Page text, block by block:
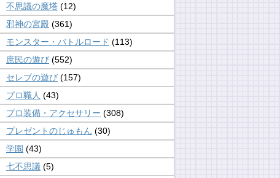
不思議の魔塔 (12)
邪神の宮殿 (361)
モンスター・バトルロード (113)
庶民の遊び (552)
セレブの遊び (157)
プロ職人 (43)
プロ装備・アクセサリー (308)
プレゼントのじゅもん (30)
学園 (43)
七不思議 (5)